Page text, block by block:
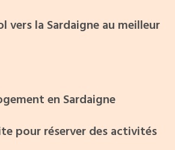
vers la Sardaigne au meilleur
en Sardaigne
pour réserver des activités